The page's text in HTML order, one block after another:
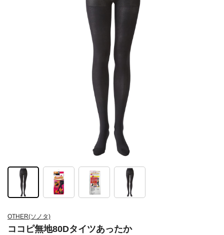
OTHER(ソノタ)
ココピ無地80Dタイツあったか